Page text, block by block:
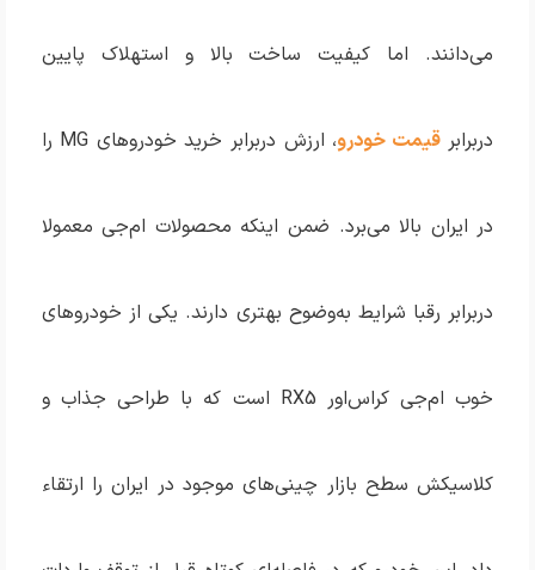
می‌دانند. اما کیفیت ساخت بالا و استهلاک پایین
دربرابرقیمت خودرو ، ارزش دربرابر خرید خودروهای MG را
در ایران بالا می‌برد. ضمن اینکه محصولات ام‌جی معمولا
دربرابر رقبا شرایط به‌وضوح بهتری دارند. یکی از خودروهای
خوب ام‌جی کراس‌اور RX5 است که با طراحی جذاب و
کلاسیکش سطح بازار چینی‌های موجود در ایران را ارتقاء